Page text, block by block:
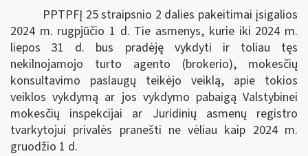
PPTPFĮ 25 straipsnio 2 dalies pakeitimai įsigalios
2024 m. rugpjūčio 1 d. Tie asmenys, kurie iki 2024 m.
liepos 31 d. bus pradėję vykdyti ir toliau tęs
nekilnojamojo turto agento (brokerio), mokesčių
konsultavimo paslaugų teikėjo veiklą, apie tokios
veiklos vykdymą ar jos vykdymo pabaigą Valstybinei
mokesčių inspekcijai ar Juridinių asmenų registro
tvarkytojui privalės pranešti ne vėliau kaip 2024 m.
gruodžio 1 d.